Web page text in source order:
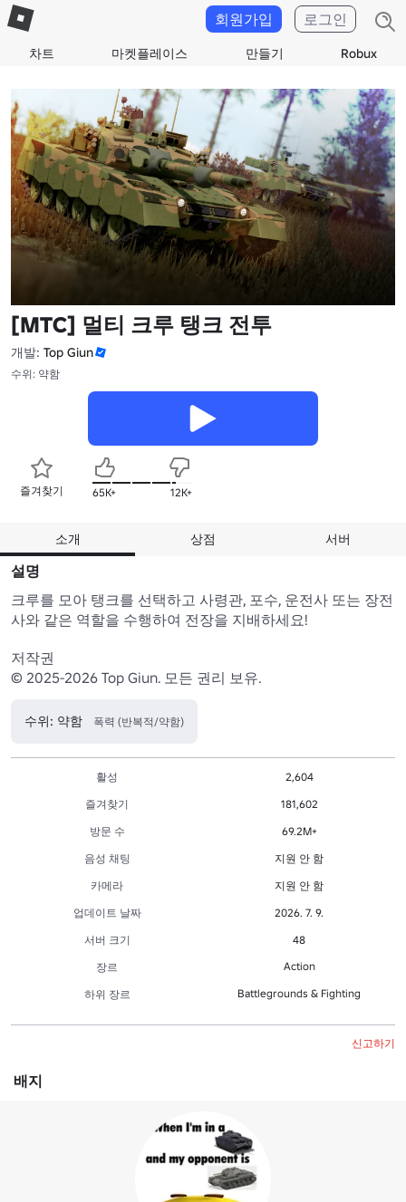
차트 마켓플레이스 만들기 Robux
회원가입 로그인
[MTC] 멀티 크루 탱크 전투
개발: Top Giun
수위: 약함
즐겨찾기 65K+ 12K+
소개 상점 서버
설명
크루를 모아 탱크를 선택하고 사령관, 포수, 운전사 또는 장전
사와 같은 역할을 수행하여 전장을 지배하세요!
저작권
© 2025-2026 Top Giun. 모든 권리 보유.
수위: 약함 폭력 (반복적/약함)
활성
2,604
즐겨찾기
181,602
방문 수
69.2M+
음성 채팅
지원 안 함
카메라
지원 안 함
업데이트 날짜
2026. 7. 9.
서버 크기
48
장르
Action
하위 장르 Battlegrounds & Fighting
신고하기
배지